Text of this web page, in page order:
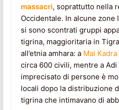
massacri, soprattutto nella
Occidentale. In alcune zone
si sono scontrati gruppi
tigrina, maggioritaria in
all’etnia amhara: a Mai Kadra
circa 600 civili, mentre a
imprecisato di persone è
locali dopo la distribuzione
tigrina che intimavano di